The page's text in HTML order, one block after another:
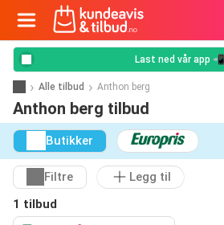
Last ned vår app 📲
Alle tilbud Anthon berg
Anthon berg tilbud
Butikker
Filtre
Legg til
1 tilbud